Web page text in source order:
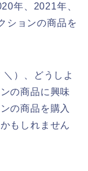
年、2021年、
ションの商品を
＼）、どうしよ
の商品に興味
の商品を購入
もしれません